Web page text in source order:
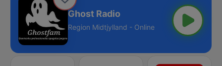
Ghost Radio
Region Midtjylland - Online